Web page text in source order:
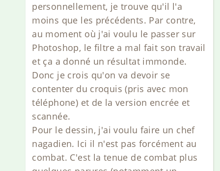
personnellement, je trouve qu'il l'a
moins que les précédents. Par contre,
au moment où j'ai voulu le passer sur
Photoshop, le filtre a mal fait son travail
et ça a donné un résultat immonde.
Donc je crois qu'on va devoir se
contenter du croquis (pris avec mon
téléphone) et de la version encrée et
scannée.
Pour le dessin, j'ai voulu faire un chef
nagadien. Ici il n'est pas forcément au
combat. C'est la tenue de combat plus